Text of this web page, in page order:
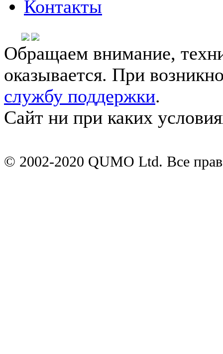
Контакты
Обращаем внимание,
оказывается. При
службу поддержки.
Сайт ни при каких
© 2002-2020 QUMO Ltd. Все